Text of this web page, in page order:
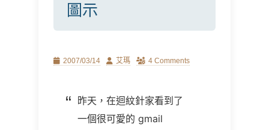
圖示
Posted
2007/03/14 Author
艾瑪 4 Comments
昨天，在迴紋針家看到了
一個很可愛的 gmail